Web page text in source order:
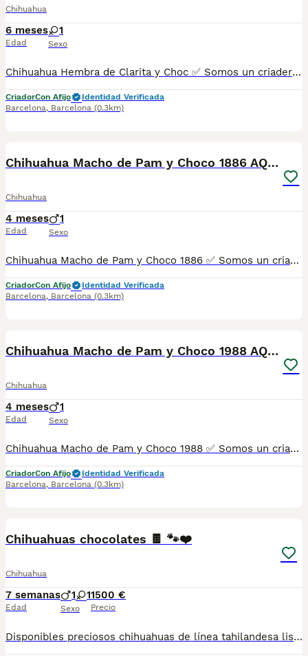
Chihuahua
6 meses
Edad
1
Sexo
Chihuahua Hembra de Clarita y Choc ✅ Somos un criadero autorizado y certificado por la Generalitat de Catalunya bajo el número de Núcleo Zoológico G25/00314. PARA MÁS INFORMACIÓN: ☎️ 933095977 📱 685878504 / 674320847 💻 Más fotos y vídeos en nuestra web www.aquanatura.es 🚙 Hacemos envíos 📌 Calle Roger de Flor 45, muy cerca del Arc de Triomf de Barcelona, de Lunes a Sábados. Se entregan con sus vacunas, desparasitados interna y externamente, con microchip y su registro, cartilla sanitaria y contrato de garantías, documentación legal y factura. AQUANATURA
CriadorCon Afijo
Identidad Verificada
Barcelona, Barcelona (0.3km)
Chihuahua Macho de Pam y Choco 1886 AQUANATURA
Chihuahua
4 meses
Edad
1
Sexo
Chihuahua Macho de Pam y Choco 1886 ✅ Somos un criadero autorizado y certificado por la Generalitat de Catalunya bajo el número de Núcleo Zoológico G25/00314. PARA MÁS INFORMACIÓN: ☎️ 933095977 📱 685878504 / 674320847 🐶 Programa una visita para conocerlos 💻 Más fotos y vídeos en nuestra web www.aquanatura.es 🚙 Hacemos envíos 📌 Calle Roger de Flor 45, muy cerca del Arc de Triomf de Barcelona, de Lunes a Sábados. Se entregan con sus vacunas, desparasitados interna y externamente, con microchip y su registro, cartilla sanitaria y contrato de garantías, documentación legal y factura. AQUANATURA
CriadorCon Afijo
Identidad Verificada
Barcelona, Barcelona (0.3km)
Chihuahua Macho de Pam y Choco 1988 AQUANATURA
Chihuahua
4 meses
Edad
1
Sexo
Chihuahua Macho de Pam y Choco 1988 ✅ Somos un criadero autorizado y certificado por la Generalitat de Catalunya bajo el número de Núcleo Zoológico G25/00314. PARA MÁS INFORMACIÓN: ☎️ 933095977 📱 685878504 / 674320847 🐶 Programa una visita para conocerlos 💻 Más fotos y vídeos en nuestra web www.aquanatura.es 🚙 Hacemos envíos 📌 Calle Roger de Flor 45, muy cerca del Arc de Triomf de Barcelona, de Lunes a Sábados. Se entregan con sus vacunas, desparasitados interna y externamente, con microchip y su registro, cartilla sanitaria y contrato de garantías, documentación legal y factura. AQUANATURA
CriadorCon Afijo
Identidad Verificada
Barcelona, Barcelona (0.3km)
Chihuahuas chocolates 🍫 🐾❤️
Chihuahua
7 semanas
Edad
1 1
Sexo
1500 €
Precio
Disponibles preciosos chihuahuas de línea tahilandesa listos para ir a su nuevo hogar llenos de energía y cariño para dar.Se entregan con cartilla de vacunacion y desparacion correspondiente a su edad. Todos nuestros cachorros estan criados en ambiente familiar con mucho amor y mucha dedicación.